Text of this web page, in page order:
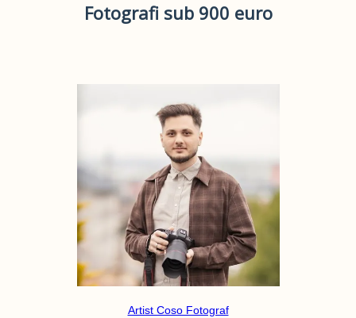
Fotografi sub 900 euro
Artist Coso Fotograf